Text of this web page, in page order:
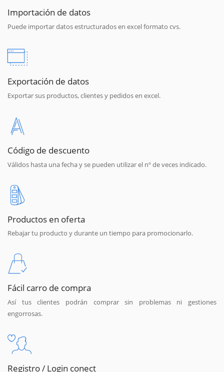
Importación de datos
Puede importar datos estructurados en excel formato cvs.
Exportación de datos
Exportar sus productos, clientes y pedidos en excel.
Código de descuento
Válidos hasta una fecha y se pueden utilizar el nº de veces indicado.
Productos en oferta
Rebajar tu producto y durante un tiempo para promocionarlo.
Fácil carro de compra
Así tus clientes podrán comprar sin problemas ni gestiones
engorrosas.
Registro / Login conect